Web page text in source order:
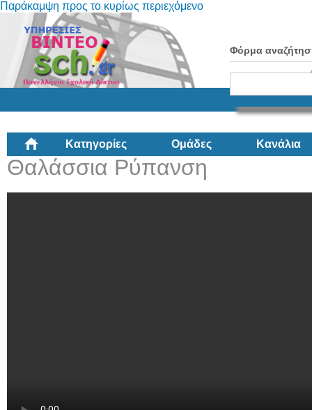
Παράκαμψη προς το κυρίως περιεχόμενο
Φόρμα
Κατηγορίες Ομάδες Κανάλια
Θαλάσσια Ρύπανση